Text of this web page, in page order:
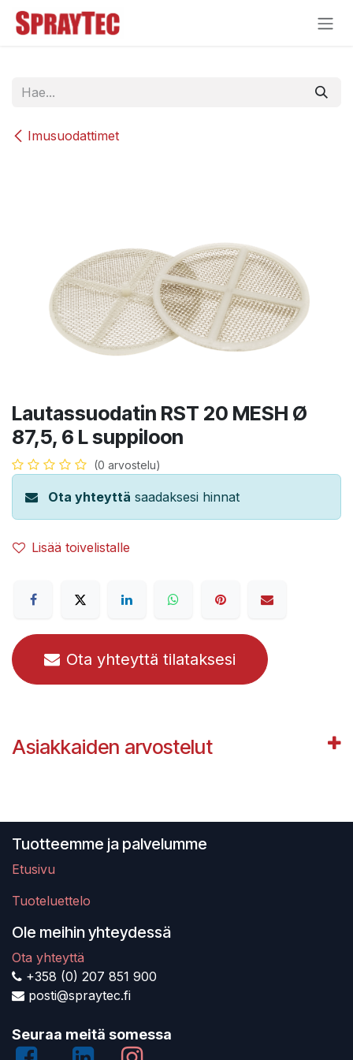
Siirry sisältöön
Imusuodattimet
Lautassuodatin RST 20 MESH Ø
87,5, 6 L suppiloon
(0 arvostelu)
Ota yhteyttä saadaksesi hinnat
Lisää toivelistalle
Ota yhteyttä tilataksesi
Asiakkaiden arvostelut
Tuotteemme ja palvelumme
Etusivu
Tuoteluettelo
Ole meihin yhteydessä
Ota yhteyttä
+358 (0) 207 851 900
posti@spraytec.fi
Seuraa meitä somessa